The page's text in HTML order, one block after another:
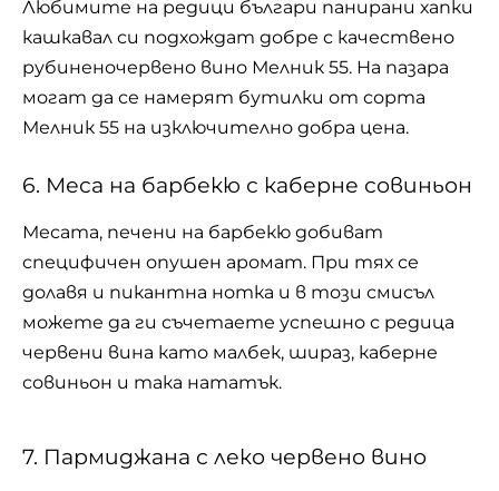
Любимите на редици българи панирани хапки
кашкавал си подхождат добре с качествено
рубиненочервено вино Мелник 55. На пазара
могат да се намерят бутилки от сорта
Мелник 55 на изключително добра цена.
6. Меса на барбекю с каберне совиньон
Месата, печени на барбекю добиват
специфичен опушен аромат. При тях се
долавя и пикантна нотка и в този смисъл
можете да ги съчетаете успешно с редица
червени вина като малбек, шираз, каберне
совиньон и така нататък.
7. Пармиджана с леко червено вино